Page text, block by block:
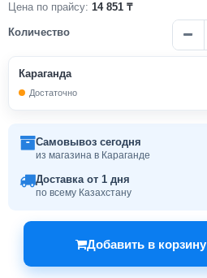
Цена по прайсу: 14 851 ₸
Количество
Караганда
Достаточно
Самовывоз сегодня
из магазина в Караганде
Доставка от 1 дня
по всему Казахстану
Добавить в корзину